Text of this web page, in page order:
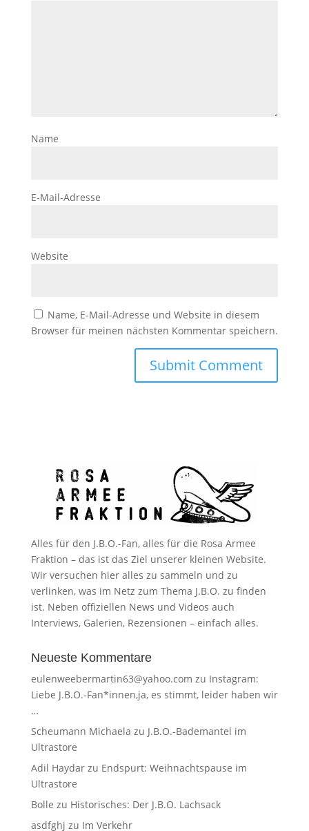
Name
E-Mail-Adresse
Website
Name, E-Mail-Adresse und Website in diesem
Browser für meinen nächsten Kommentar speichern.
Alles für den J.B.O.-Fan, alles für die Rosa Armee
Fraktion – das ist das Ziel unserer kleinen Website.
Wir versuchen hier alles zu sammeln und zu
verlinken, was im Netz zum Thema J.B.O. zu finden
ist. Neben offiziellen News und Videos auch
Interviews, Galerien, Rezensionen – einfach alles.
Neueste Kommentare
eulenweebermartin63@yahoo.com zu Instagram:
Liebe J.B.O.-Fan*innen,ja, es stimmt, leider haben wir
…
Scheumann Michaela zu J.B.O.-Bademantel im
Ultrastore
Adil Haydarzu Endspurt: Weihnachtspause im
Ultrastore
Bolle zu Historisches: Der J.B.O. Lachsack
asdfghj zu Im Verkehr